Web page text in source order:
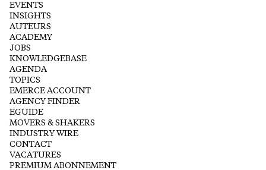
EVENTS
INSIGHTS
AUTEURS
ACADEMY
JOBS
KNOWLEDGEBASE
AGENDA
TOPICS
EMERCE ACCOUNT
AGENCY FINDER
EGUIDE
MOVERS & SHAKERS
INDUSTRY WIRE
CONTACT
VACATURES
PREMIUM ABONNEMENT